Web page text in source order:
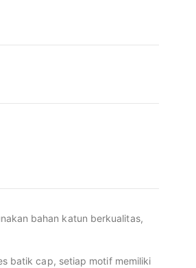
bahan katun berkualitas,
batik cap, setiap motif memiliki